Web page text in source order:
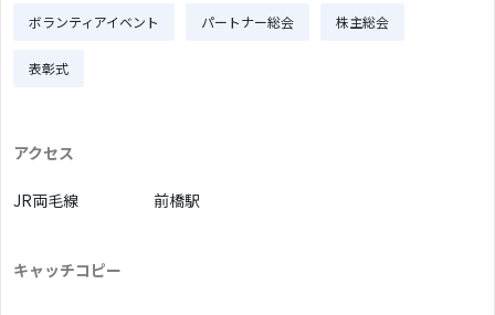
ボランティアイベント パートナー総会 株主総会
表彰式
アクセス
JR両毛線 前橋駅
キャッチコピー